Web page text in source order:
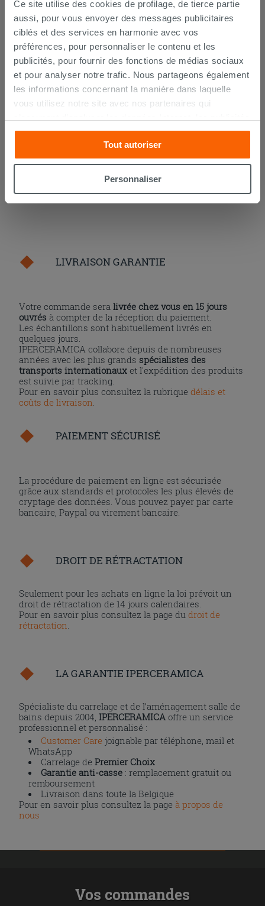
Ce site utilise des cookies de profilage, de tierce partie
aussi, pour vous envoyer des messages publicitaires
ciblés et des services en harmonie avec vos
préférences, pour personnaliser le contenu et les
publicités, pour fournir des fonctions de médias sociaux
et pour analyser notre trafic. Nous partageons également
les informations concernant la manière dans laquelle
vous utilisez notre site avec nos partenaires qui
et les réseaux sociaux. Lesdits partenaires pourraient
combiner ces informations avec d’autres que vous leur
avez fournies ou qu’ils ont recueillies à partir de votre
utilisation sur leurs services. Si vous souhaitez en savoir
cookies, ou à quelques-uns seulement,cliquez iciou
l'installation des cookies techniques uniquement.
Tout autoriser
Personnaliser
Kerakoll h40 No Limits blanc 25Kg -
colle multifonction
26,99 € /PC
AJOUTER AU PANIER
LIVRAISON GARANTIE
Votre commande seralivrée chez vous en 15 jours
ouvrés à compter de la réception du paiement.
Les échantillons sont habituellement livrés en
quelques jours.
IPERCERAMICA collabore depuis de nombreuses
années avec les plus grands spécialistes des
transports internationaux et l'expédition des produits
est suivie par tracking.
Pour en savoir plus consultez la rubriquedélais et
coûts de livraison
PAIEMENT SÉCURISÉ
La procédure de paiement en ligne est sécurisée
grâce aux standards et protocoles les plus élevés de
cryptage des données. Vous pouvez payer par carte
bancaire, Paypal ou virement bancaire.
DROIT DE RÉTRACTATION
Seulement pour les achats en ligne la loi prévoit un
droit de rétractation de 14 jours calendaires.
Pour en savoir plus consultez la page dudroit de
rétractation
LA GARANTIE IPERCERAMICA
Spécialiste du carrelage et de l’aménagement salle de
bains depuis 2004,IPERCERAMICA offre un service
professionnel et personnalisé :
Customer Care joignable par téléphone, mail et
WhatsApp
Carrelage dePremier Choix
Garantie anti-casse : remplacement gratuit ou
remboursement
Livraison dans toute la Belgique
Pour en savoir plus consultez la page à propos de
nous
Vos commandes